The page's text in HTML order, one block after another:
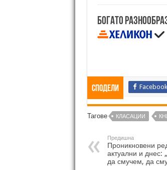
Богато
Сподели Facebook
Тагове КЛАСАЦИИ
Предишна
Проникновени
актуални и днес:
да смучем, да